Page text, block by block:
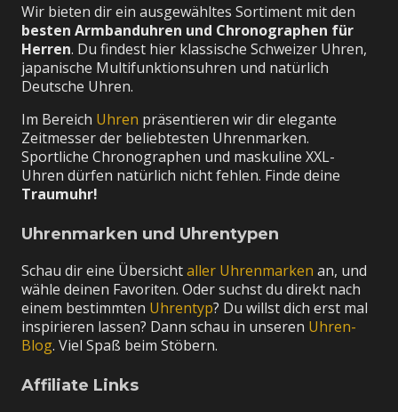
Wir bieten dir ein ausgewähltes Sortiment mit den
besten Armbanduhren und Chronographen für
Herren. Du findest hier klassische Schweizer Uhren,
japanische Multifunktionsuhren und natürlich
Deutsche Uhren.
Im Bereich Uhren präsentieren wir dir elegante
Zeitmesser der beliebtesten Uhrenmarken.
Sportliche Chronographen und maskuline XXL-
Uhren dürfen natürlich nicht fehlen. Finde deine
Traumuhr!
Uhrenmarken und Uhrentypen
Schau dir eine Übersichtaller Uhrenmarken an, und
wähle deinen Favoriten. Oder suchst du direkt nach
einem bestimmten Uhrentyp? Du willst dich erst mal
inspirieren lassen? Dann schau in unseren Uhren-
Blog. Viel Spaß beim Stöbern.
Affiliate Links